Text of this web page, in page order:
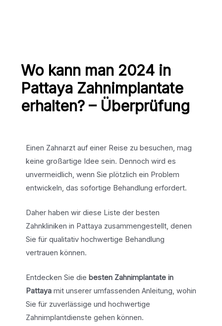
Wo kann man 2024 in
Pattaya Zahnimplantate
erhalten? – Überprüfung
Einen Zahnarzt auf einer Reise zu besuchen, mag
keine großartige Idee sein. Dennoch wird es
unvermeidlich, wenn Sie plötzlich ein Problem
entwickeln, das sofortige Behandlung erfordert.
Daher haben wir diese Liste der besten
Zahnkliniken in Pattaya zusammengestellt, denen
Sie für qualitativ hochwertige Behandlung
vertrauen können.
Entdecken Sie die besten Zahnimplantate in
Pattayamit unserer umfassenden Anleitung, wohin
Sie für zuverlässige und hochwertige
Zahnimplantdienste gehen können.